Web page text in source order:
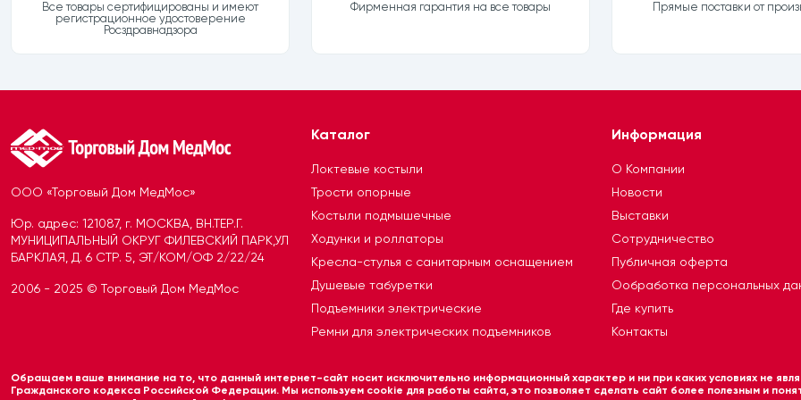
Все товары сертифицированы и имеют
регистрационное удостоверение
Росздравнадзора
Фирменная гарантия на все товары Прямые поставки от
ООО «Торговый Дом МедМос»
Юр. адрес: 121087, г. МОСКВА, ВН.ТЕР.Г.
МУНИЦИПАЛЬНЫЙ ОКРУГ ФИЛЕВСКИЙ ПАРК,УЛ
БАРКЛАЯ, Д. 6 СТР. 5, ЭТ/КОМ/ОФ 2/22/24
2006 - 2025 © Торговый Дом МедМос
Каталог
Локтевые костыли
Трости опорные
Костыли подмышечные
Ходунки и роллаторы
Кресла-стулья с санитарным оснащением
Душевые табуретки
Подъемники электрические
Ремни для электрических подъемников
Информация
О Компании
Новости
Выставки
Сотрудничество
Публичная оферта
Ообработка персональных
Где купить
Контакты
Обращаем ваше внимание на то, что данный интернет-сайт носит исключительно информационный характер и ни при каких условиях не
Гражданского кодекса Российской Федерации. Мы используем cookie для работы сайта, это позволяет сделать сайт более полезным и